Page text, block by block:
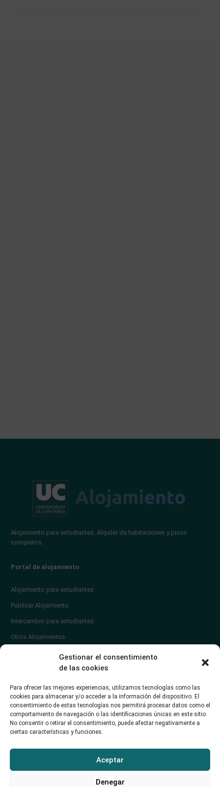
Gestionar el consentimiento
de las cookies
Para ofrecer las mejores experiencias, utilizamos tecnologías como las
cookies para almacenar y/o acceder a la información del dispositivo. El
consentimiento de estas tecnologías nos permitirá procesar datos como el
comportamiento de navegación o las identificaciones únicas en este sitio.
No consentir o retirar el consentimiento, puede afectar negativamente a
ciertas características y funciones.
Aceptar
Denegar
Alojamiento para estudiantes. Alquiler de habitaciones y pisos
completos.
Portal de alojamiento
Alojamiento para estudiantes
Publicar Alojamiento
Intercambio para estudiantes
Otros Alojamientos
¿Cómo publicar un anuncio?
Contacto
soporte@alojamientounican.es